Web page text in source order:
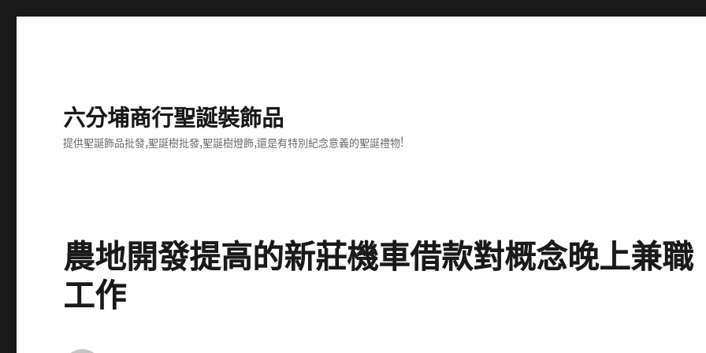
六分埔商行聖誕裝飾品
提供聖誕飾品批發,聖誕樹批發,聖誕樹燈飾,還是有特別紀念意義的聖誕禮物!
農地開發提高的新莊機車借款對概念晚上兼職
工作